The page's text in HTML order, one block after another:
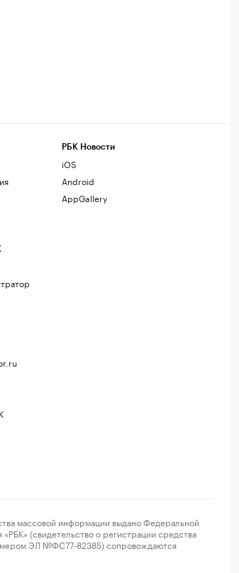
РБК Новости
iOS
Android
AppGallery
массовой информации выдано Федеральной
(свидетельство о регистрации средства
ЭЛ №ФС77-82385) сопровождаются